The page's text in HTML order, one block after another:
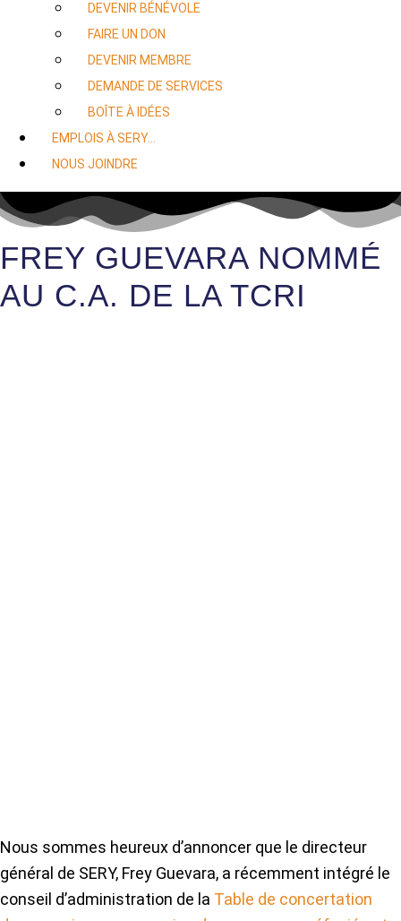
DEVENIR BÉNÉVOLE
FAIRE UN DON
DEVENIR MEMBRE
DEMANDE DE SERVICES
BOÎTE À IDÉES
EMPLOIS À SERY…
NOUS JOINDRE
FREY GUEVARA NOMMÉ
AU C.A. DE LA TCRI
Nous sommes heureux d’annoncer que le directeur
général de SERY, Frey Guevara, a récemment intégré le
conseil d’administration de la Table de concertation